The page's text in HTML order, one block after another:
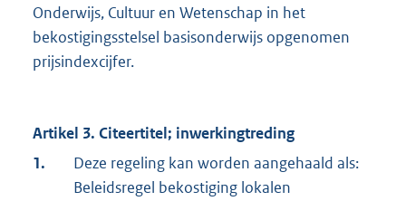
Onderwijs, Cultuur en Wetenschap in het
bekostigingsstelsel basisonderwijs opgenomen
prijsindexcijfer.
Artikel 3. Citeertitel; inwerkingtreding
1.
Deze regeling kan worden aangehaald als:
Beleidsregel bekostiging lokalen